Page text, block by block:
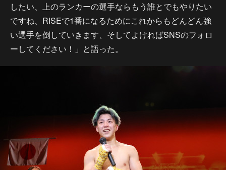
したい、上のランカーの選手ならもう誰とでもやりたい
ですね、RISEで1番になるためにこれからもどんどん強
い選手を倒していきます、そしてよければSNSのフォロ
ーしてください！」と語った。